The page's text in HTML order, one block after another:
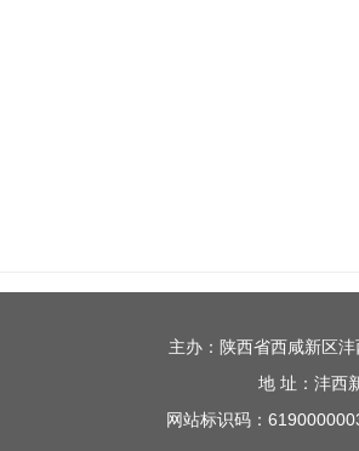
主办：陕西省西咸新区
地 址：沣
网站标识码：